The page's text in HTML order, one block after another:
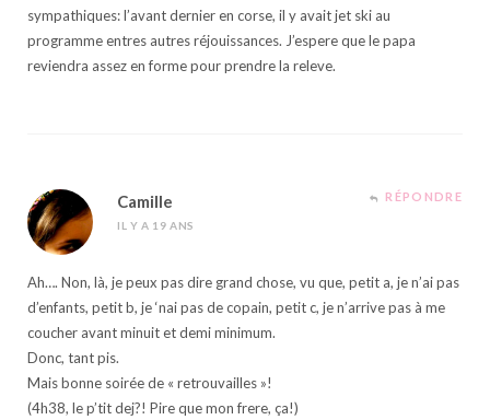
sympathiques: l’avant dernier en corse, il y avait jet ski au
programme entres autres réjouissances. J’espere que le papa
reviendra assez en forme pour prendre la releve.
Camille
IL Y A 19 ANS
RÉPONDRE
Ah…. Non, là, je peux pas dire grand chose, vu que, petit a, je n’ai pas
d’enfants, petit b, je ‘nai pas de copain, petit c, je n’arrive pas à me
coucher avant minuit et demi minimum.
Donc, tant pis.
Mais bonne soirée de « retrouvailles »!
(4h38, le p’tit dej?! Pire que mon frere, ça!)